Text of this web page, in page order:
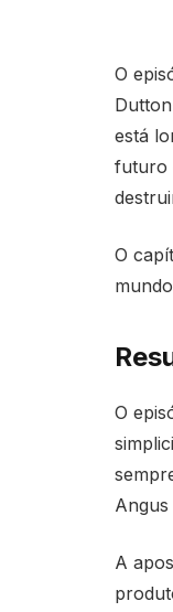
O
está
futuro
O
O
A